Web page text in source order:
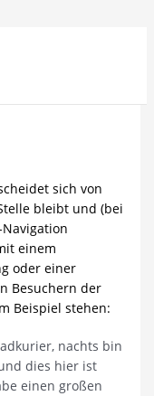
sich von
bleibt und (bei
einem
oder einer
Besuchern der
Beispiel stehen:
nachts bin
dies hier ist
einen großen